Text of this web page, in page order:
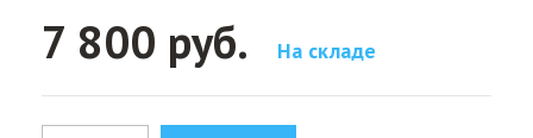
7 800 руб. На складе